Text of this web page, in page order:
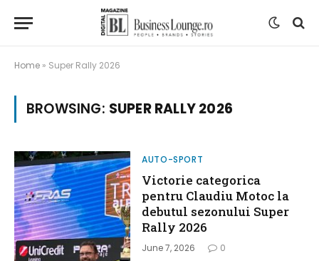
Home » Super Rally 2026
BROWSING: SUPER RALLY 2026
AUTO-SPORT
Victorie categorica
pentru Claudiu Motoc la
debutul sezonului Super
Rally 2026
June 7, 2026 0